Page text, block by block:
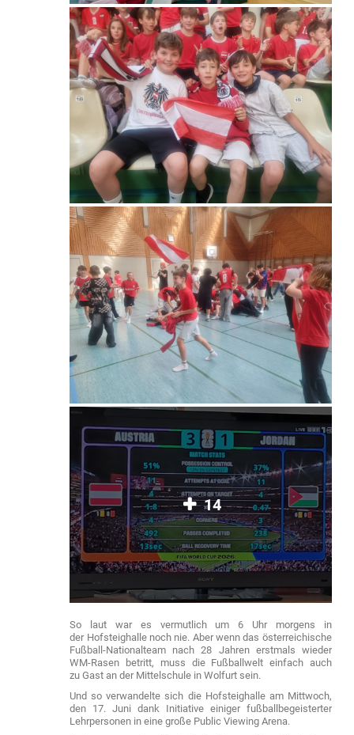
14
So laut war es vermutlich um 6 Uhr morgens in
der Hofsteighalle noch nie. Aber wenn das österreichische
Fußball-Nationalteam nach 28 Jahren erstmals wieder
WM-Rasen betritt, muss die Fußballwelt einfach auch
zu Gast an der Mittelschule in Wolfurt sein.
Und so verwandelte sich die Hofsteighalle am Mittwoch,
den 17. Juni dank Initiative einiger fußballbegeisterter
Lehrpersonen in eine große Public Viewing Arena.